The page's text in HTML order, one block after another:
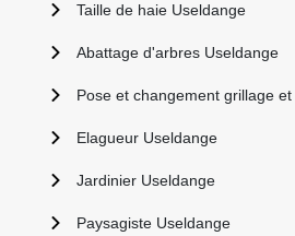
Taille de haie Useldange
Abattage d'arbres Useldange
Pose et changement grillage
Elagueur Useldange
Jardinier Useldange
Paysagiste Useldange